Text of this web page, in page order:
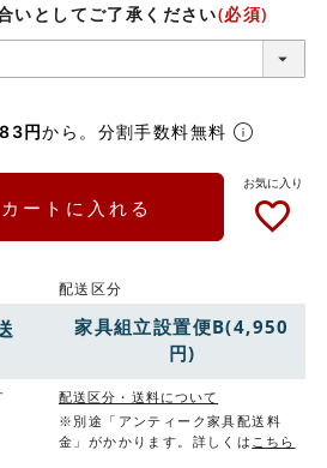
いとしてご了承ください(必須)
円から。分割手数料無料
カートに入れる
配送区分
家具組立設置便B(4,950
円)
配送区分・送料について
※別途「アンティーク家具配送料
金」がかかります。詳しくは こちら